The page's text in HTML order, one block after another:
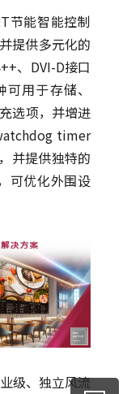
节能智能控制
提供多元化的
、DVI-D接口
用于存储、
选项，并增进
timer
并提供独特的
可优化外围设
级、独立风流